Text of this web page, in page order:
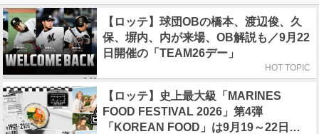
【ロッテ】球団OBの橋本、渡辺俊、久
保、塀内、内が来場、OB解説も／9月22
日開催の「TEAM26デー」
HOT TOPIC
【ロッテ】史上最大級「MARINES
FOOD FESTIVAL 2026」第4弾
「KOREAN FOOD」は9月19～22日／